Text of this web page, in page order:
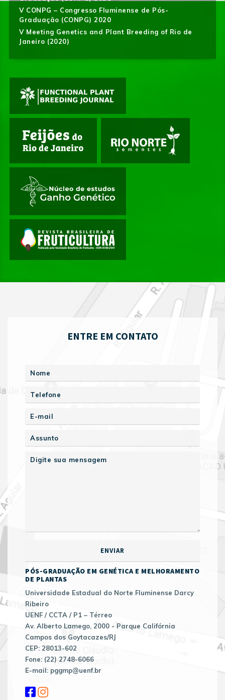
V CONPG – Congresso Fluminense de Pós-
Graduação (CONPG) 2020
V Meeting Genetics and Plant Breeding of Rio de
Janeiro (2020)
ENTRE EM CONTATO
PÓS-GRADUAÇÃO EM GENÉTICA E MELHORAMENTO
DE PLANTAS
Universidade Estadual do Norte Fluminense Darcy
Ribeiro
UENF / CCTA / P1 – Térreo
Av. Alberto Lamego, 2000 - Parque Califórnia
Campos dos Goytacazes/RJ
CEP: 28013-602
Fone: (22) 2748-6066
E-mail: pggmp@uenf.br